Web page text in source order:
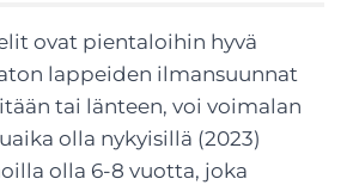
ovat pientaloihin hyvä
lappeiden ilmansuunnat
tai länteen, voi voimalan
olla nykyisillä (2023)
olla 6-8 vuotta, joka